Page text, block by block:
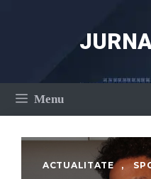
Menu
ACTUALITATE ,